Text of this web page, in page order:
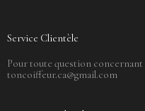
Service Clientèle
Pour toute question
toncoiffeur.ca@gmail.com